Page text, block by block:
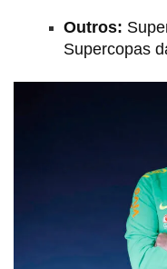
Outros:
Supercopas